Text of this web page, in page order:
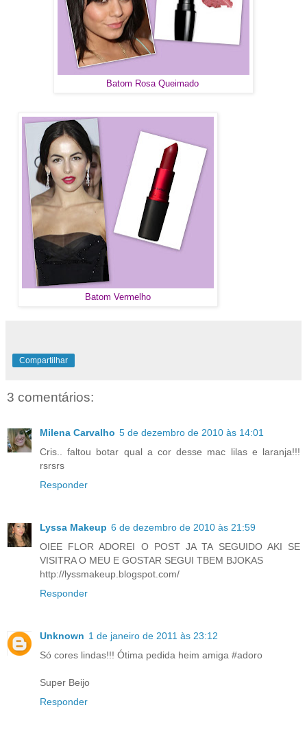
Batom Rosa Queimado
Batom Vermelho
Compartilhar
3 comentários:
Milena Carvalho 5 de dezembro de 2010 às 14:01
Cris.. faltou botar qual a cor desse mac lilas e laranja!!!
rsrsrs
Responder
Lyssa Makeup 6 de dezembro de 2010 às 21:59
OIEE FLOR ADOREI O POST JA TA SEGUIDO AKI SE
VISITRA O MEU E GOSTAR SEGUI TBEM BJOKAS
http://lyssmakeup.blogspot.com/
Responder
Unknown 1 de janeiro de 2011 às 23:12
Só cores lindas!!! Ótima pedida heim amiga #adoro
Super Beijo
Responder